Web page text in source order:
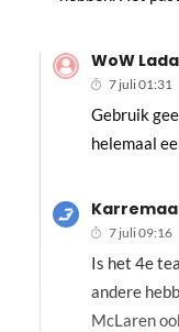
WoW
7 juli 01:31
Gebruik
helemaal
7 juli 09:16
Is het 4e
andere
McLaren